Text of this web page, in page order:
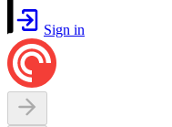
Sign in